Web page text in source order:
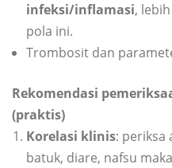
infeksi/inflamasi,
pola ini.
Trombosit dan
Rekomendasi
(praktis)
Korelasi klinis: periksa
batuk, diare, nafsu